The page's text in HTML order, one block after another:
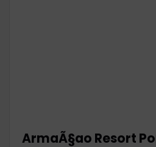
ArmaÃ§ao Resort